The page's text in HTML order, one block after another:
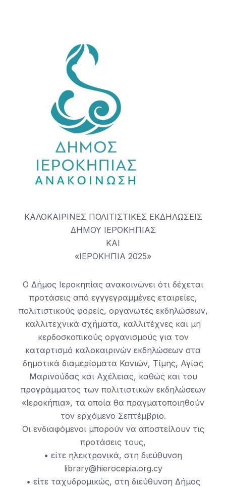
ΚΑΛΟΚΑΙΡΙΝΕΣ ΠΟΛΙΤΙΣΤΙΚΕΣ ΕΚΔΗΛΩΣΕΙΣ
ΔΗΜΟΥ ΙΕΡΟΚΗΠΙΑΣ
ΚΑΙ
«ΙΕΡΟΚΗΠΙΑ 2025»
Ο Δήμος Ιεροκηπίας ανακοινώνει ότι δέχεται
προτάσεις από εγγγεγραμμένες εταιρείες,
πολιτιστικούς φορείς, οργανωτές εκδηλώσεων,
καλλιτεχνικά σχήματα, καλλιτέχνες και μη
κερδοσκοπικούς οργανισμούς για τον
καταρτισμό καλοκαιρινών εκδηλώσεων στα
δημοτικά διαμερίσματα Κονιών, Τίμης, Αγίας
Μαρινούδας και Αχέλειας, καθώς και του
προγράμματος των πολιτιστικών εκδηλώσεων
«Ιεροκήπια», τα οποία θα πραγματοποιηθούν
τον ερχόμενο Σεπτέμβριο.
Οι ενδιαφόμενοι μπορούν να αποστείλουν τις
προτάσεις τους,
• είτε ηλεκτρονικά, στη διεύθυνση
library@hierocepia.org.cy
• είτε ταχυδρομικώς, στη διεύθυνση Δήμος